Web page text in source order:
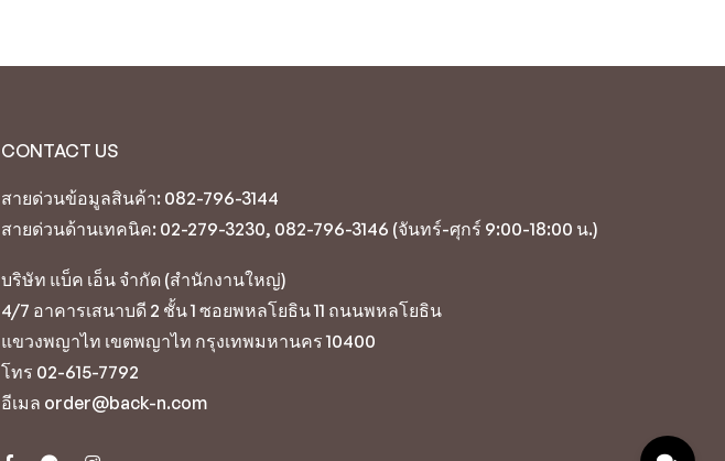
CONTACT US
สายด่วนข้อมูลสินค้า: 082-796-3144
สายด่วนด้านเทคนิค: 02-279-3230, 082-796-3146 (จันทร์-ศุกร์ 9:00-18:00 น.)
บริษัท แบ็ค เอ็น จำกัด (สำนักงานใหญ่)
4/7 อาคารเสนาบดี 2 ชั้น 1 ซอยพหลโยธิน 11 ถนนพหลโยธิน
แขวงพญาไท เขตพญาไท กรุงเทพมหานคร 10400
โทร 02-615-7792
อีเมล order@back-n.com